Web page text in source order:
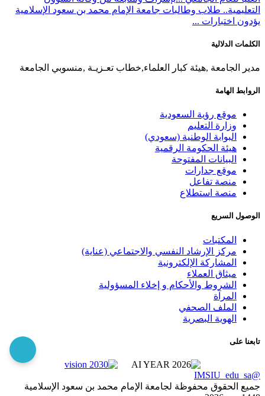
التعليمية.. طلاب وطالبات جامعة الإمام محمد بن سعود الإسلامية
يؤدون اختبارات ...
الكلمات الدلالية
مدير الجامعة ,هيئة كبار العلماء,خطاب تعـزيـة ,منسوبي الجامعة
الروابط الهامة
موقع رؤية السعودية
وزارة التعليم
البوابة الوطنية (سعودي)
هيئة الحكومة الرقمية
البيانات المفتوحة
موقع جدارات
منصة تفاعل
منصة استطلاع
الوصول السريع
المكتبات
مركز الإرشاد النفسي والاجتماعي (عناية)
المشاركة الإلكترونية
ميثاق العملاء
الشروط والأحكام و إخلاء المسؤولية
المرآة
الملف الصحفي
الهوية البصرية
تابعنا على
@IMSIU_edu_sa
جميع الحقوق محفوظة لجامعة الإمام محمد بن سعود الإسلامية